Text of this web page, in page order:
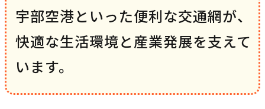
宇部空港といった便利な交通網が、
快適な生活環境と産業発展を支えて
います。